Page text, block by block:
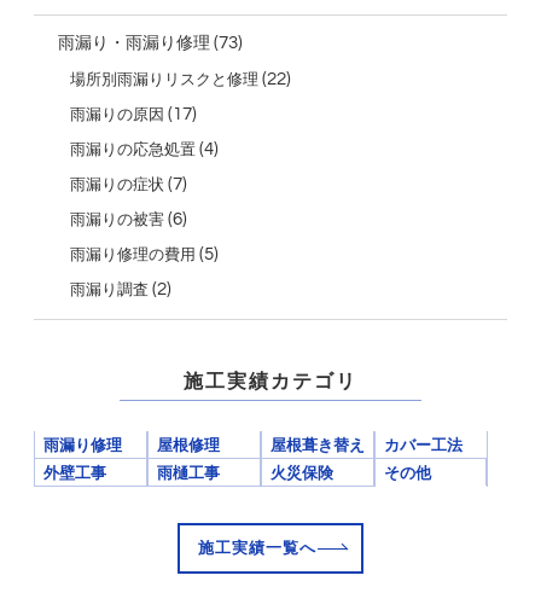
雨漏り・雨漏り修理 (73)
場所別雨漏りリスクと修理 (22)
雨漏りの原因 (17)
雨漏りの応急処置(4)
雨漏りの症状 (7)
雨漏りの被害(6)
雨漏り修理の費用 (5)
雨漏り調査 (2)
施工実績カテゴリ
雨漏り修理 屋根修理 屋根葺き替え
カバー工法
外壁工事
雨樋工事 火災保険 その他
施工実績一覧へ